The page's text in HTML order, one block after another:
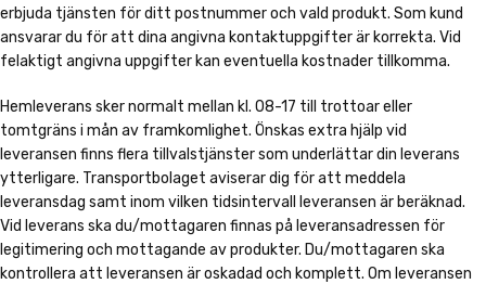
erbjuda tjänsten för ditt postnummer och vald produkt. Som kund
ansvarar du för att dina angivna kontaktuppgifter är korrekta. Vid
felaktigt angivna uppgifter kan eventuella kostnader tillkomma.
Hemleverans sker normalt mellan kl. 08-17 till trottoar eller
tomtgräns i mån av framkomlighet. Önskas extra hjälp vid
leveransen finns flera tillvalstjänster som underlättar din leverans
ytterligare. Transportbolaget aviserar dig för att meddela
leveransdag samt inom vilken tidsintervall leveransen är beräknad.
Vid leverans ska du/mottagaren finnas på leveransadressen för
legitimering och mottagande av produkter. Du/mottagaren ska
kontrollera att leveransen är oskadad och komplett. Om leveransen